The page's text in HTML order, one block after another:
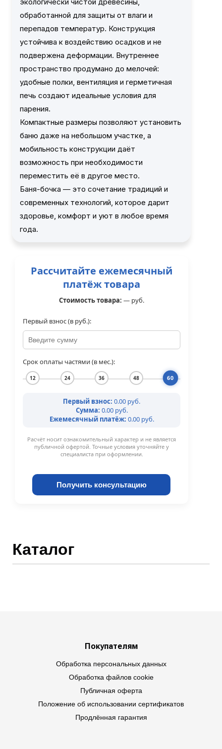
обработанной для защиты от влаги и
перепадов температур. Конструкция
устойчива к воздействию осадков и не
подвержена деформации. Внутреннее
пространство продумано до мелочей:
удобные полки, вентиляция и герметичная
печь создают идеальные условия для
парения.
Компактные размеры позволяют установить
баню даже на небольшом участке, а
мобильность конструкции даёт
возможность при необходимости
переместить её в другое место.
Баня-бочка — это сочетание традиций и
современных технологий, которое дарит
здоровье, комфорт и уют в любое время
года.
Получить консультацию
Рассчитайте ежемесячный
платёж товара
Стоимость товара: — руб.
Первый взнос (в руб.):
Срок оплаты частями (в мес.):
12 24 36 48 60
Первый взнос: 0.00 руб.
Сумма: 0.00 руб.
Ежемесячный платёж: 0.00 руб.
Расчёт носит ознакомительный характер и не является
публичной офертой. Точные условия уточняйте у
специалиста при оформлении.
Каталог
Покупателям
Обработка персональных данных
Обработка файлов cookie
Публичная оферта
Положение об использовании сертификатов
Продлённая гарантия